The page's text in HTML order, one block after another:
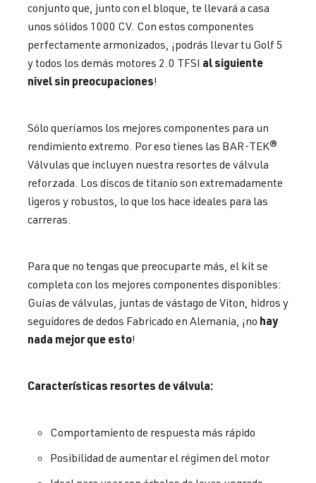
conjunto que, junto con el bloque, te llevará a casa
unos sólidos 1000 CV. Con estos componentes
perfectamente armonizados, ¡podrás llevar tu Golf 5
y todos los demás motores 2.0 TFSI al siguiente
nivel sin preocupaciones!
Sólo queríamos los mejores componentes para un
rendimiento extremo. Por eso tienes las BAR-TEK®
Válvulas que incluyen nuestra resortes de válvula
reforzada. Los discos de titanio son extremadamente
ligeros y robustos, lo que los hace ideales para las
carreras.
Para que no tengas que preocuparte más, el kit se
completa con los mejores componentes disponibles:
Guías de válvulas, juntas de vástago de Viton, hidros y
seguidores de dedos Fabricado en Alemania, ¡no hay
nada mejor que esto!
Características resortes de válvula:
Comportamiento de respuesta más rápido
Posibilidad de aumentar el régimen del motor